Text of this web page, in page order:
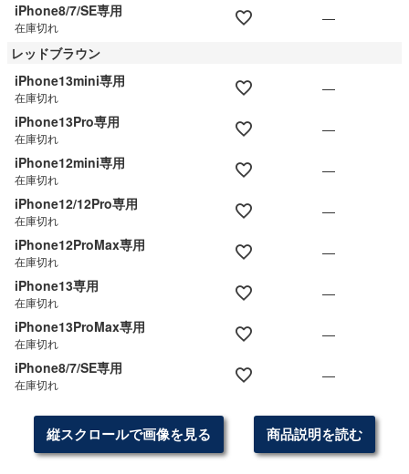
iPhone8/7/SE専用
在庫切れ
—
レッドブラウン
iPhone13mini専用
在庫切れ
—
iPhone13Pro専用
在庫切れ
—
iPhone12mini専用
在庫切れ
—
iPhone12/12Pro専用
在庫切れ
—
iPhone12ProMax専用
在庫切れ
—
iPhone13専用
在庫切れ
—
iPhone13ProMax専用
在庫切れ
—
iPhone8/7/SE専用
在庫切れ —
縦スクロールで画像を見る 商品説明を読む